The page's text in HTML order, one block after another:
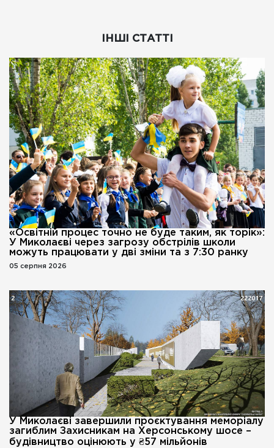
ІНШІ СТАТТІ
«Освітній процес точно не буде таким, як торік»:
У Миколаєві через загрозу обстрілів школи
можуть працювати у дві зміни та з 7:30 ранку
05 серпня 2026
У Миколаєві завершили проєктування меморіалу
загиблим Захисникам на Херсонському шосе –
будівництво оцінюють у ₴57 мільйонів